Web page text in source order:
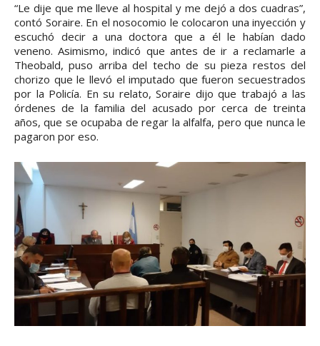
“Le dije que me lleve al hospital y me dejó a dos cuadras”,
contó Soraire. En el nosocomio le colocaron una inyección y
escuchó decir a una doctora que a él le habían dado
veneno. Asimismo, indicó que antes de ir a reclamarle a
Theobald, puso arriba del techo de su pieza restos del
chorizo que le llevó el imputado que fueron secuestrados
por la Policía. En su relato, Soraire dijo que trabajó a las
órdenes de la familia del acusado por cerca de treinta
años, que se ocupaba de regar la alfalfa, pero que nunca le
pagaron por eso.